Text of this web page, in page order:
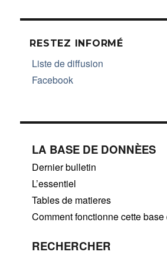
RESTEZ INFORMÉ
Liste de diffusion
Facebook
LA BASE DE DONNÈES
Dernier bulletin
L’essentiel
Tables de matieres
Comment fonctionne cette
RECHERCHER